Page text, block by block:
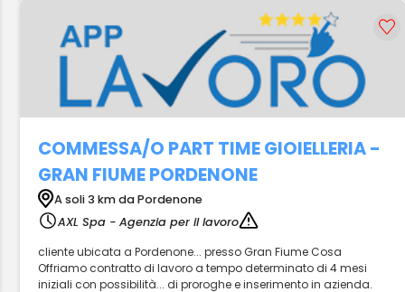
COMMESSA/O PART TIME GIOIELLERIA -
GRAN FIUME PORDENONE
A soli 3 km da Pordenone
AXL Spa - Agenzia per il lavoro
cliente ubicata a Pordenone... presso Gran Fiume Cosa
Offriamo contratto di lavoro a tempo determinato di 4 mesi
iniziali con possibilità... di proroghe e inserimento in azienda.